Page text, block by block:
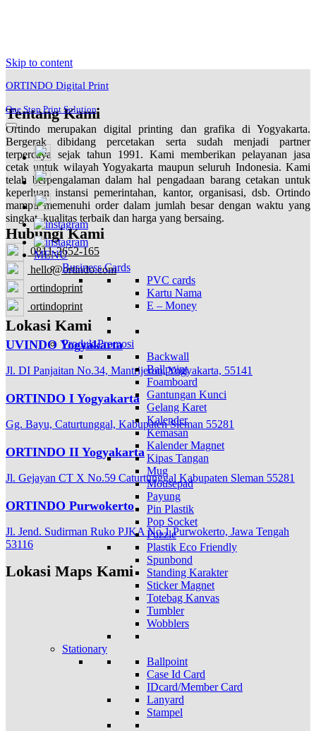
Skip to content
ORTINDO Digital Print
One Stop Print Solution
MENU
Business Cards
PVC cards
Kartu Nama
E – Money
Produk Promosi
Backwall
Ballpoint
Foamboard
Gantungan Kunci
Gelang Karet
Kalender
Kemasan
Kalender Magnet
Kipas Tangan
Mug
Mousepad
Payung
Pin Plastik
Pop Socket
Puzzle
Plastik Eco Friendly
Spunbond
Standing Karakter
Sticker Magnet
Totebag Kanvas
Tumbler
Wobblers
Stationary
Ballpoint
Case Id Card
IDcard/Member Card
Lanyard
Stampel
Tentang Kami
Ortindo merupakan digital printing dan grafika di Yogyakarta.
Bergerak dibidang percetakan serta sudah menjadi partner
terpercaya sejak tahun 1991. Kami memberikan pelayanan jasa
cetak untuk wilayah Yogyakarta maupun seluruh Indonesia. Kami
telah berpengalaman dalam hal pengadaan barang cetakan untuk
keperluan instansi pemerintahan, kantor, organisasi, dsb. Ortindo
mampu memenuhi order dalam jumlah besar dengan waktu yang
singkat, kualitas terbaik dan harga yang bersaing.
Hubungi Kami
0811-2652-165
hello@ortindo.com
ortindoprint
ortindoprint
Lokasi Kami
UVINDO Yogyakarta
Jl. DI Panjaitan No.34, Mantrijeron, Yogyakarta, 55141
ORTINDO I Yogyakarta
Gg. Bayu, Caturtunggal, Kabupaten Sleman 55281
ORTINDO II Yogyakarta
Jl. Gejayan CT X No.59 Caturtunggal Kabupaten Sleman 55281
ORTINDO Purwokerto
Jl. Jend. Sudirman Ruko PJKA No.1 Purwokerto, Jawa Tengah
53116
Lokasi Maps Kami